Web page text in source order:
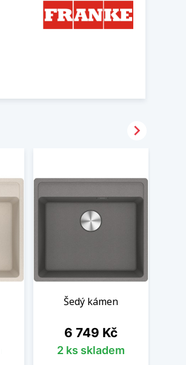
Šedý kámen
Cena
6 749 Kč
2 ks skladem
